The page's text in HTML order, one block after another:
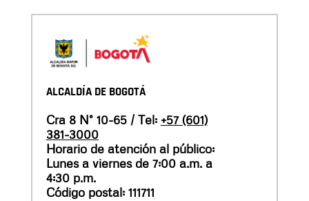
ALCALDÍA DE BOGOTÁ
Cra 8 N° 10-65 / Tel: +57 (601)
381-3000
Horario de atención al público:
Lunes a viernes de 7:00 a.m. a
4:30 p.m.
Código postal: 111711